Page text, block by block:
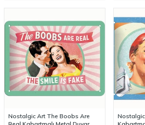
Nostalgic Art The Boobs Are